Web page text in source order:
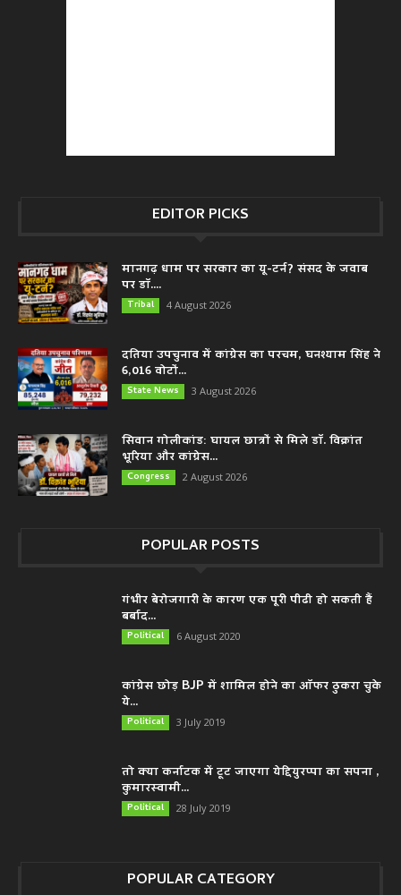
EDITOR PICKS
मानगढ़ धाम पर सरकार का यू-टर्न? संसद के जवाब
पर डॉ....
Tribal 4 August 2026
दतिया उपचुनाव में कांग्रेस का परचम, घनश्याम सिंह ने
6,016 वोटों...
State News 3 August 2026
सिवान गोलीकांड: घायल छात्रों से मिले डॉ. विक्रांत
भूरिया और कांग्रेस...
Congress 2 August 2026
POPULAR POSTS
गंभीर बेरोजगारी के कारण एक पूरी पीढी हो सकती हैं
बर्बाद...
Political 6 August 2020
कांग्रेस छोड़ BJP में शामिल होने का ऑफर ठुकरा चुके
ये...
Political 3 July 2019
तो क्या कर्नाटक में टूट जाएगा येद्दियुरप्पा का सपना ,
कुमारस्वामी...
Political 28 July 2019
POPULAR CATEGORY